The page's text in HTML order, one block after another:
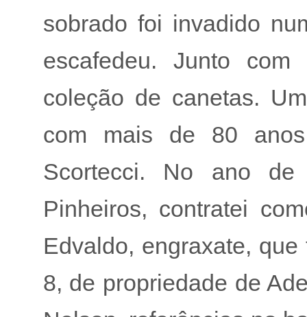
sobrado foi invadido
escafedeu. Junto
coleção de canetas.
com mais de 80
Scortecci. No ano
Pinheiros, contratei
Edvaldo, engraxate,
8, de propriedade de